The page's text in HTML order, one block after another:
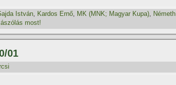
István, Kardos Ernő, MK (MNK; Magyar Kupa), Németh
most!
01